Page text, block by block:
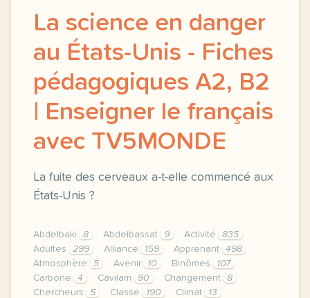
La science en danger
au États-Unis - Fiches
pédagogiques A2, B2
| Enseigner le français
avec TV5MONDE
La fuite des cerveaux a-t-elle commencé aux
États-Unis ?
Abdelbaki 8 Abdelbassat 9 Activité
835
Adultes
299 Alliance 159 Apprenant
498
Atmosphère
5 Avenir 10 Binômes
107
Carbone
4 Cavilam 90 Changement
8
Chercheurs
5 Classe 190 Climat
13